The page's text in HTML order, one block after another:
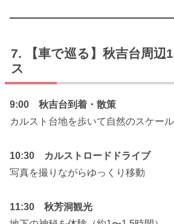
【車で巡る】秋吉台周辺
ス
9:00 秋吉台到着・散策
カルスト台地を歩いて自然のスケー
10:30 カルストロードドライブ
写真を撮りながらゆっくり移動
11:30 秋芳洞観光